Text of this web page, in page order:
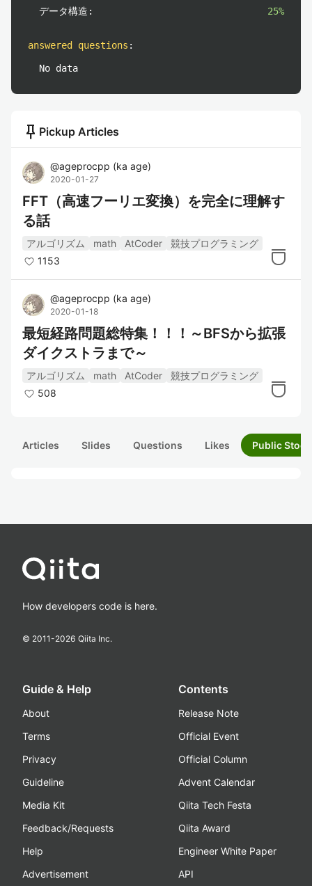
データ構造:
25%
answered questions :
No data
push_pin Pickup Articles
@ageprocpp (ka age)
2020-01-27
FFT（高速フーリエ変換）を完全に理解す
る話
アルゴリズム math AtCoder
競技プログラミング
1153
@ageprocpp (ka age)
2020-01-18
最短経路問題総特集！！！～BFSから拡張
ダイクストラまで～
アルゴリズム math AtCoder
競技プログラミング
508
Articles Slides Questions Likes Public
How developers code is here.
© 2011-2026 Qiita Inc.
Guide & Help
About
Terms
Privacy
Guideline
Media Kit
Feedback/Requests
Help
Advertisement
Contents
Release Note
Official Event
Official Column
Advent Calendar
Qiita Tech Festa
Qiita Award
Engineer White Paper
API